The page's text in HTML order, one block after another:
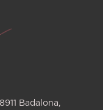
Badalona,